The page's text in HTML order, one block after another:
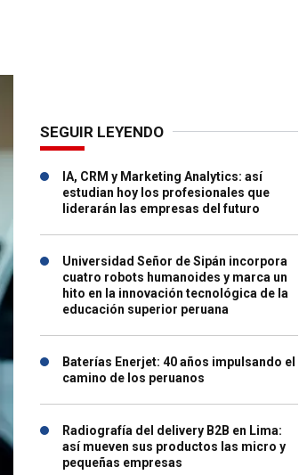
SEGUIR LEYENDO
IA, CRM y Marketing Analytics: así
estudian hoy los profesionales que
liderarán las empresas del futuro
Universidad Señor de Sipán incorpora
cuatro robots humanoides y marca un
hito en la innovación tecnológica de la
educación superior peruana
Baterías Enerjet: 40 años impulsando el
camino de los peruanos
Radiografía del delivery B2B en Lima:
así mueven sus productos las micro y
pequeñas empresas